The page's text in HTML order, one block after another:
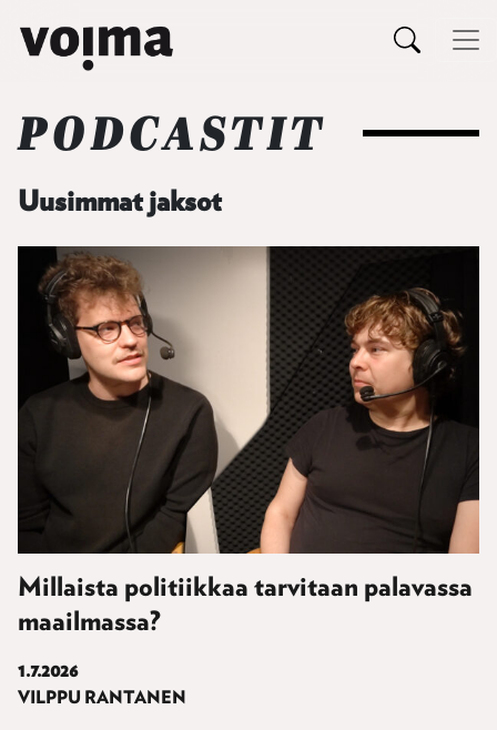
Siirry sisältöön
Päävalikko
PODCASTIT
Uusimmat jaksot
Millaista politiikkaa tarvitaan palavassa
maailmassa?
1.7.2026
VILPPU RANTANEN